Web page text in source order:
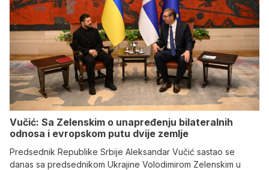
Vučić: Sa Zelenskim o unapređenju bilateralnih
odnosa i evropskom putu dvije zemlje
Predsednik Republike Srbije Aleksandar Vučić sastao se
danas sa predsednikom Ukrajine Volodimirom Zelenskim u